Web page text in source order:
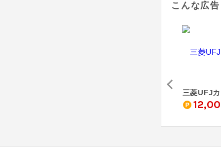
こんな広
三菱UFJ